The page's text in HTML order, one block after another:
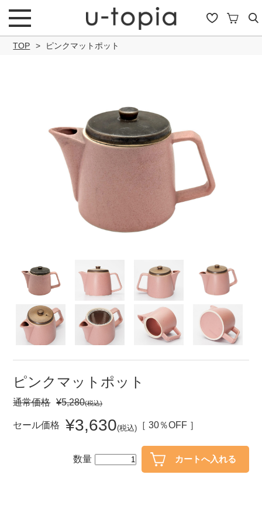
キーワード
セール
10％OFF
50％OFF～ 50％OFF 60％OFF
アイテム
小皿
カレー皿・パスタ皿
中鉢
TOP ピンクマットポット
ピンクマットポット
通常価格 ¥5,280(税込)
セール価格 ¥3,630(税込) ［ 30％OFF ］
数量